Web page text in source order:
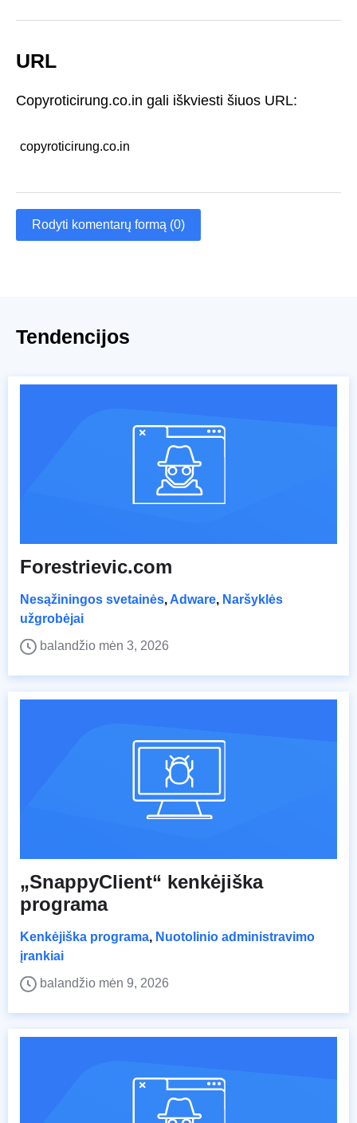
URL
Copyroticirung.co.in gali iškviesti šiuos URL:
copyroticirung.co.in
Rodyti komentarų formą (0)
Tendencijos
Forestrievic.com
Nesąžiningos svetainės, Adware, Naršyklės
užgrobėjai
balandžio mėn 3, 2026
„SnappyClient“ kenkėjiška
programa
Kenkėjiška programa, Nuotolinio administravimo
įrankiai
balandžio mėn 9, 2026